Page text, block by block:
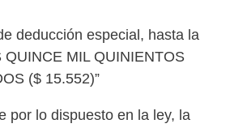
deducción especial, hasta la
QUINCE MIL QUINIENTOS
($ 15.552)”
por lo dispuesto en la ley, la